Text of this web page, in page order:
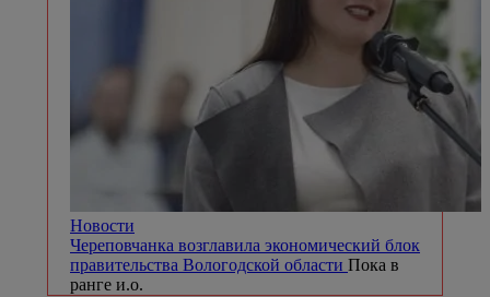
Новости
Череповчанка возглавила экономический блок
правительства Вологодской области Пока в
ранге и.о.